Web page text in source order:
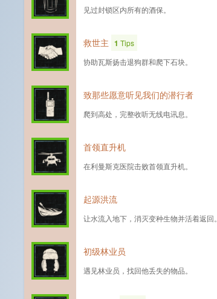
见过封锁区内所有的酒保。
救世主 1 Tips
协助瓦斯扬击退狗群和爬下石块。
致那些愿意听见我们的潜行者
爬到高处，完整收听无线电讯息。
首领直升机
在利曼斯克医院击败首领直升机。
起源洪流
让水流入地下，消灭变种生物并活着返回。
初级林业员
遇见林业员，找回他丢失的物品。